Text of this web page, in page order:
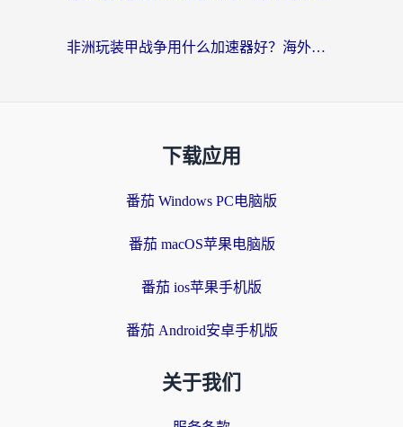
非洲玩装甲战争用什么加速器好？海外党亲测有效的国服游戏加速方案
下载应用
番茄 Windows PC电脑版
番茄 macOS苹果电脑版
番茄 ios苹果手机版
番茄 Android安卓手机版
关于我们